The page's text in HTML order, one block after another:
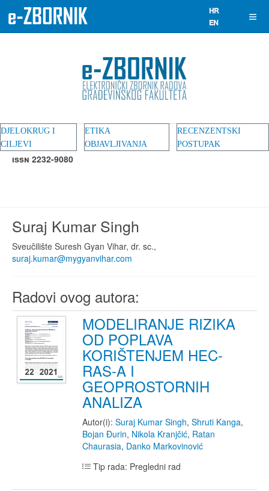
DJELOKRUG I
CILJEVI
ETIKA
OBJAVLJIVANJA
RECENZENTSKI
POSTUPAK
ISSN 2232-9080
Suraj Kumar Singh
Sveučilište Suresh Gyan Vihar, dr. sc.,
suraj.kumar@mygyanvihar.com
Radovi ovog autora:
MODELIRANJE RIZIKA
OD POPLAVA
KORIŠTENJEM HEC-
RAS-A I
GEOPROSTORNIH
ANALIZA
Autor(i): Suraj Kumar Singh, Shruti Kanga,
Bojan Đurin, Nikola Kranjčić, Ratan
Chaurasia, Danko Markovinović
Tip rada: Pregledni rad